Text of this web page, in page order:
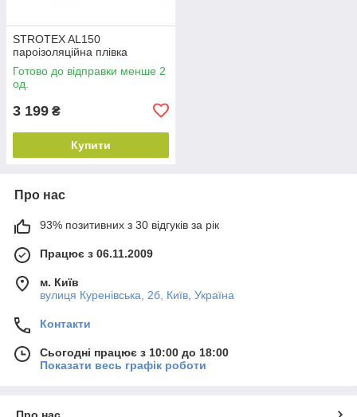
STROTEX AL150
пароізоляційна плівка
Готово до відправки менше 2
од.
3 199 ₴
Купити
Про нас
93% позитивних з 30 відгуків за рік
Працює з 06.11.2009
м. Київ
вулиця Куренівська, 2б, Київ, Україна
Контакти
Сьогодні працює з 10:00 до 18:00
Показати весь графік роботи